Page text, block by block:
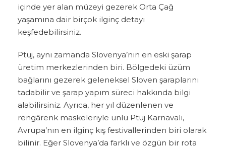
içinde yer alan müzeyi gezerek Orta Çağ
yaşamına dair birçok ilginç detayı
keşfedebilirsiniz.
Ptuj, aynı zamanda Slovenya’nın en eski şarap
üretim merkezlerinden biri. Bölgedeki üzüm
bağlarını gezerek geleneksel Sloven şaraplarını
tadabilir ve şarap yapım süreci hakkında bilgi
alabilirsiniz. Ayrıca, her yıl düzenlenen ve
rengârenk maskeleriyle ünlü Ptuj Karnavalı,
Avrupa’nın en ilginç kış festivallerinden biri olarak
bilinir. Eğer Slovenya’da farklı ve özgün bir rota